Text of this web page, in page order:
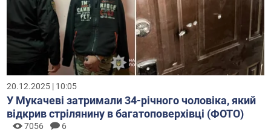
20.12.2025 | 10:05
У Мукачеві затримали 34-річного чоловіка, який
відкрив стрілянину в багатоповерхівці (ФОТО)
7056 6